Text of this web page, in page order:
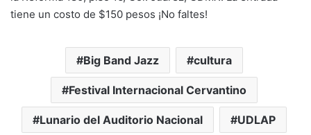
tiene un costo de $150 pesos ¡No faltes!
Big Band Jazz cultura
Festival Internacional Cervantino
Lunario del Auditorio Nacional UDLAP